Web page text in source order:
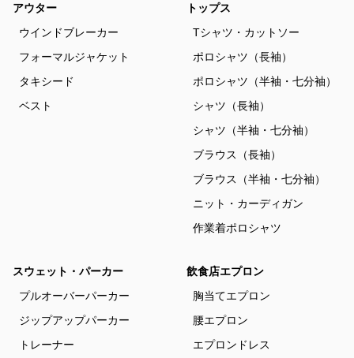
アウター
ウインドブレーカー
フォーマルジャケット
タキシード
ベスト
トップス
Tシャツ・カットソー
ポロシャツ（長袖）
ポロシャツ（半袖・七分袖）
シャツ（長袖）
シャツ（半袖・七分袖）
ブラウス（長袖）
ブラウス（半袖・七分袖）
ニット・カーディガン
作業着ポロシャツ
スウェット・パーカー
プルオーバーパーカー
ジップアップパーカー
トレーナー
飲食店エプロン
胸当てエプロン
腰エプロン
エプロンドレス